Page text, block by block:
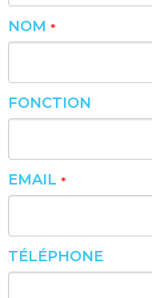
NOM *
FONCTION
EMAIL *
TÉLÉPHONE